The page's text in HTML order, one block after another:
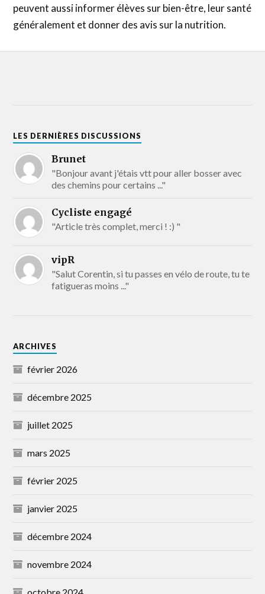
peuvent aussi informer élèves sur bien-être, leur santé
généralement et donner des avis sur la nutrition.
LES DERNIÈRES DISCUSSIONS
Brunet
"Bonjour avant j'étais vtt pour aller bosser avec
des chemins pour certains ..."
Cycliste engagé
"Article très complet, merci ! :) "
vipR
"Salut Corentin, si tu passes en vélo de route, tu te
fatigueras moins ..."
ARCHIVES
février 2026
décembre 2025
juillet 2025
mars 2025
février 2025
janvier 2025
décembre 2024
novembre 2024
octobre 2024